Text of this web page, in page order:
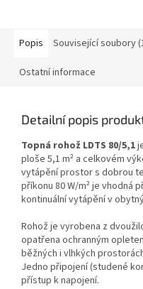
Popis Související soubory
Ostatní informace
Detailní popis
Topná rohož LDTS 80/5,1
ploše 5,1 m² a celkovém
vytápění prostor s dobrou
příkonu 80 W/m² je vhodná
kontinuální vytápění v
Rohož je vyrobena z
opatřena ochranným
běžných i vlhkých
Jedno připojení (studené
přístup k napojení.